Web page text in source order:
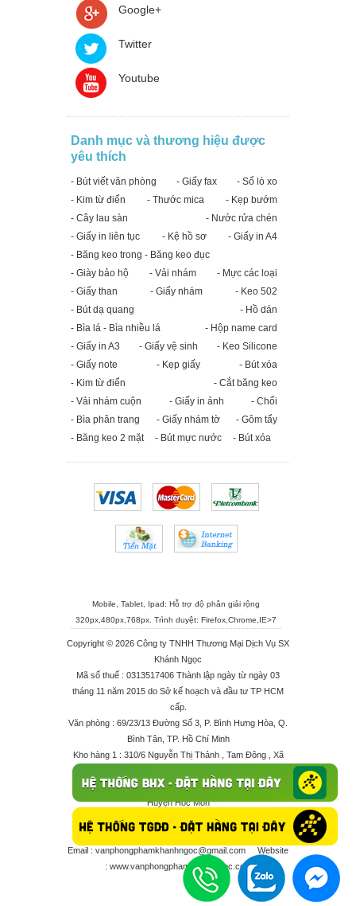
Google+
Twitter
Youtube
Danh mục và thương hiệu được
yêu thích
- Bút viết văn phòng - Giấy fax
- Sổ lò xo
- Kim từ điển
- Thước mica
- Kẹp bướm
- Cây lau sàn
- Nước rửa chén
- Giấy in liên tục
- Kệ hồ sơ
- Giấy in A4
- Băng keo trong - Băng keo đục
- Giày bảo hộ
- Vải nhám
- Mực các loại
- Giấy than
- Giấy nhám
- Keo 502
- Bút dạ quang
- Hồ dán
- Bìa lá - Bìa nhiều lá
- Hộp name card
- Giấy in A3
- Giấy vệ sinh
- Keo Silicone
- Giấy note
- Kẹp giấy
- Bút xóa
- Kim từ điển
- Cắt băng keo
- Vải nhám cuộn
- Giấy in ảnh
- Chổi
- Bìa phân trang
- Giấy nhám tờ
- Gôm tẩy
- Băng keo 2 mặt
- Bút mực nước - Bút xóa
Mobile, Tablet, Ipad: Hỗ trợ độ phân giải rộng
320px,480px,768px. Trình duyệt: Firefox,Chrome,IE>7
Copyright © 2026 Công ty TNHH Thương Mại Dịch Vụ SX
Khánh Ngọc
Mã số thuế : 0313517406 Thành lập ngày từ ngày 03
tháng 11 năm 2015 do Sở kế hoạch và đầu tư TP HCM
cấp.
Văn phòng : 69/23/13 Đường Số 3, P. Bình Hưng Hòa, Q.
Bình Tân, TP. Hồ Chí Minh
Kho hàng 1 : 310/6 Nguyễn Thị Thảnh , Tam Đông , Xã
Kho hàng 2 : 68/2X Ấp Đông 1 , Xã Thới Tam Thôn ,
Huyện Hóc Môn
Điện thoại : 028 625 66506 - 0909 682 189 - 082 7158
413 - 096 298 10 17 - 0961 208 617
Email : vanphongphamkhanhngoc@gmail.com
Website
: www.vanphongphamkhanhngoc.com